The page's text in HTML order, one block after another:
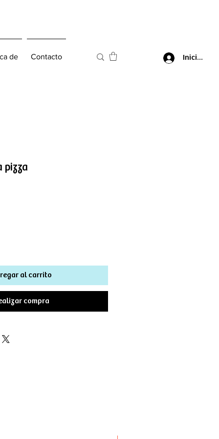
de Contacto Iniciar
pizza
al carrito
compra